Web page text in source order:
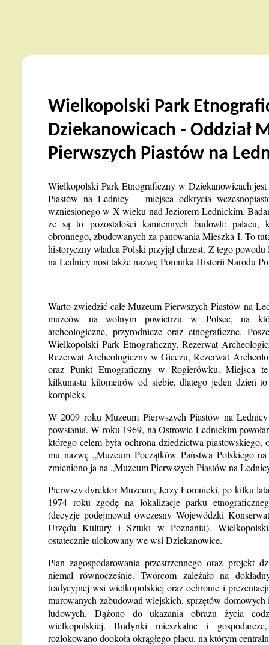
Wielkopolski Park
Dziekanowicach - Oddział
Pierwszych Piastów na
Wielkopolski Park Etnograficzny w Dziekanowicach
Piastów na Lednicy – miejsca odkrycia
wzniesionego w X wieku nad Jeziorem Lednickim.
że są to pozostałości kamiennych budowli: pałacu,
obronnego, zbudowanych za panowania Mieszka I. To
historyczny władca Polski przyjął chrzest. Z tego
na Lednicy nosi także nazwę Pomnika Historii Narodu
Warto zwiedzić całe Muzeum Pierwszych Piastów na
muzeów na wolnym powietrzu w Polsce, na
archeologiczne, przyrodnicze oraz etnograficzne.
Wielkopolski Park Etnograficzny, Rezerwat
Rezerwat Archeologiczny w Gieczu, Rezerwat
oraz Punkt Etnograficzny w Rogierówku. Miejsca
kilkunastu kilometrów od siebie, dlatego jeden dzień
kompleks.
W 2009 roku Muzeum Pierwszych Piastów na Lednicy
powstania. W roku 1969, na Ostrowie Lednickim
którego celem była ochrona dziedzictwa piastowskiego,
mu nazwę „Muzeum Początków Państwa Polskiego
zmieniono ja na „Muzeum Pierwszych Piastów na
Pierwszy dyrektor Muzeum, Jerzy Łomnicki, po kilku
1974 roku zgodę na lokalizacje parku
(decyzje podejmował ówczesny Wojewódzki
Urzędu Kultury i Sztuki w Poznaniu). Wielkopolski
ostatecznie ulokowany we wsi Dziekanowice.
Plan zagospodarowania przestrzennego oraz projekt
niemal równocześnie. Twórcom zależało na
tradycyjnej wsi wielkopolskiej oraz ochronie i
murowanych zabudowań wiejskich, sprzętów
ludowych. Dążono do ukazania obrazu życia
wielkopolskiej. Budynki mieszkalne i
rozlokowano dookoła okrągłego placu, na którym